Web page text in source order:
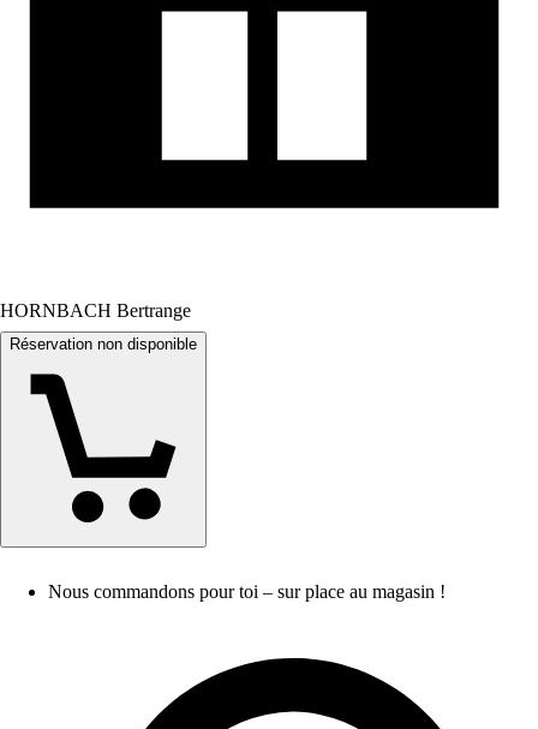
HORNBACH Bertrange
Réservation non disponible
Nous commandons pour toi – sur place au magasin !